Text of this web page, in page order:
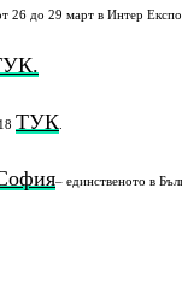
26 до 29 март в Интер
ТУК
– единственото в